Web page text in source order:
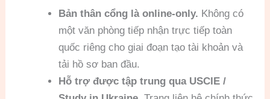
Bản thân cổng là online-only. Không có
một văn phòng tiếp nhận trực tiếp toàn
quốc riêng cho giai đoạn tạo tài khoản và
tải hồ sơ ban đầu.
Hỗ trợ được tập trung qua USCIE /